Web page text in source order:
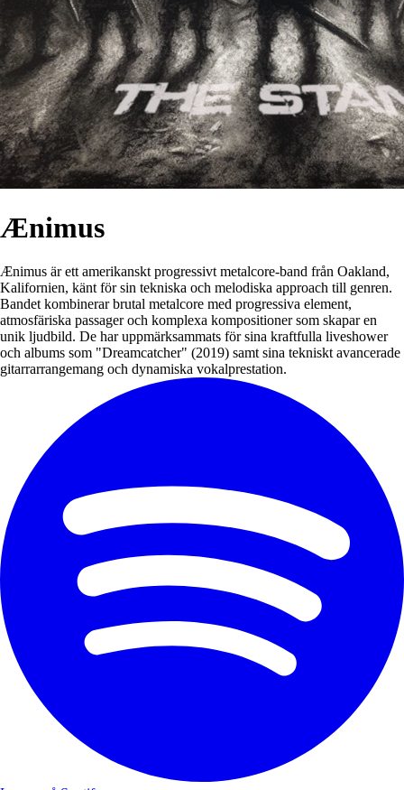
Ænimus
Ænimus är ett amerikanskt progressivt metalcore-band från Oakland,
Kalifornien, känt för sin tekniska och melodiska approach till genren.
Bandet kombinerar brutal metalcore med progressiva element,
atmosfäriska passager och komplexa kompositioner som skapar en
unik ljudbild. De har uppmärksammats för sina kraftfulla liveshower
och albums som "Dreamcatcher" (2019) samt sina tekniskt avancerade
gitarrarrangemang och dynamiska vokalprestation.